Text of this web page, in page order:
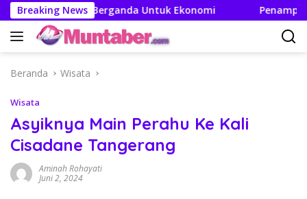
Langsung
ke
konten
Breaking News
Efek Berganda Untuk Ekonomi Penampilan
Beranda Wisata
Wisata
Asyiknya Main Perahu Ke Kali
Cisadane Tangerang
Aminah Rohayati
Juni 2, 2024